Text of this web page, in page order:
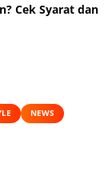
Cek Syarat dan
NEWS